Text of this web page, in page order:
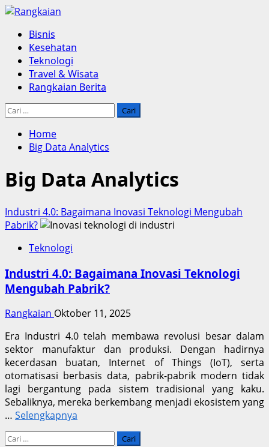
Skip
content
Primary
Menu
Bisnis
Kesehatan
Teknologi
Travel & Wisata
Rangkaian Berita
Cari
Home
Big Data Analytics
Big Data Analytics
Industri 4.0: Bagaimana Inovasi Teknologi Mengubah
Pabrik?
Teknologi
Industri 4.0: Bagaimana Inovasi Teknologi
Mengubah Pabrik?
Rangkaian Oktober 11, 2025
Era Industri 4.0 telah membawa revolusi besar dalam
sektor manufaktur dan produksi. Dengan hadirnya
kecerdasan buatan, Internet of Things (IoT), serta
otomatisasi berbasis data, pabrik-pabrik modern tidak
lagi bergantung pada sistem tradisional yang kaku.
Sebaliknya, mereka berkembang menjadi ekosistem yang
… Selengkapnya
Cari